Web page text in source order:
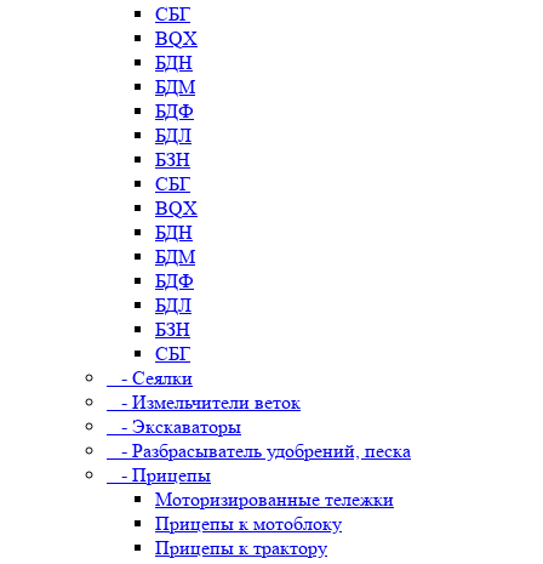
СБГ
BQX
БДН
БДМ
БДФ
БДЛ
БЗН
СБГ
BQX
БДН
БДМ
БДФ
БДЛ
БЗН
СБГ
- Сеялки
- Измельчители веток
- Экскаваторы
- Разбрасыватель удобрений, песка
- Прицепы
Моторизированные тележки
Прицепы к мотоблоку
Прицепы к трактору